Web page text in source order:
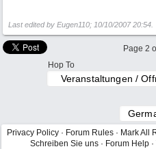
Last edited by Eugen110; 10/10/2007 20:54
Page 2
Hop To
Privacy Policy · Forum Rules · Mark All
Schreiben Sie uns · Forum Help ·